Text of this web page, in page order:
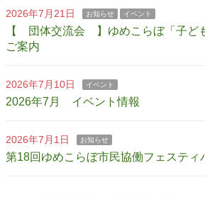
2026年7月21日 お知らせ イベント
【 団体交流会 】ゆめこらぼ「子ど
ご案内
2026年7月10日 イベント
2026年7月 イベント情報
2026年7月1日 お知らせ
第18回ゆめこらぼ市民協働フェスティ